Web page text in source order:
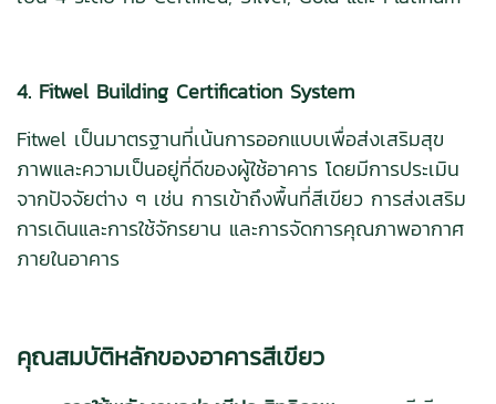
4. Fitwel Building Certification System
Fitwel เป็นมาตรฐานที่เน้นการออกแบบเพื่อส่งเสริมสุข
ภาพและความเป็นอยู่ที่ดีของผู้ใช้อาคาร โดยมีการประเมิน
จากปัจจัยต่าง ๆ เช่น การเข้าถึงพื้นที่สีเขียว การส่งเสริม
การเดินและการใช้จักรยาน และการจัดการคุณภาพอากาศ
ภายในอาคาร
คุณสมบัติหลักของอาคารสีเขียว